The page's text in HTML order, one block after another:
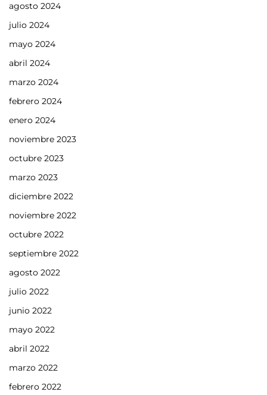
agosto 2024
julio 2024
mayo 2024
abril 2024
marzo 2024
febrero 2024
enero 2024
noviembre 2023
octubre 2023
marzo 2023
diciembre 2022
noviembre 2022
octubre 2022
septiembre 2022
agosto 2022
julio 2022
junio 2022
mayo 2022
abril 2022
marzo 2022
febrero 2022